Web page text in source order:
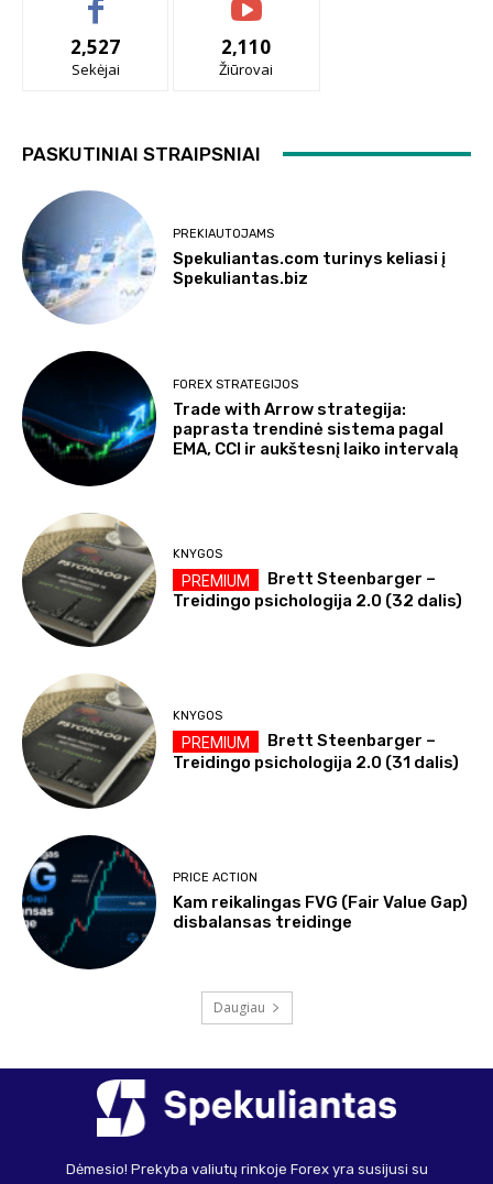
2,527
Sekėjai
2,110
Žiūrovai
PASKUTINIAI STRAIPSNIAI
PREKIAUTOJAMS
Spekuliantas.com turinys keliasi į
Spekuliantas.biz
FOREX STRATEGIJOS
Trade with Arrow strategija:
paprasta trendinė sistema pagal
EMA, CCI ir aukštesnį laiko intervalą
KNYGOS
Brett Steenbarger –
Treidingo psichologija 2.0 (32 dalis)
KNYGOS
Brett Steenbarger –
Treidingo psichologija 2.0 (31 dalis)
PRICE ACTION
Kam reikalingas FVG (Fair Value Gap)
disbalansas treidinge
Daugiau
Dėmesio! Prekyba valiutų rinkoje Forex yra susijusi su